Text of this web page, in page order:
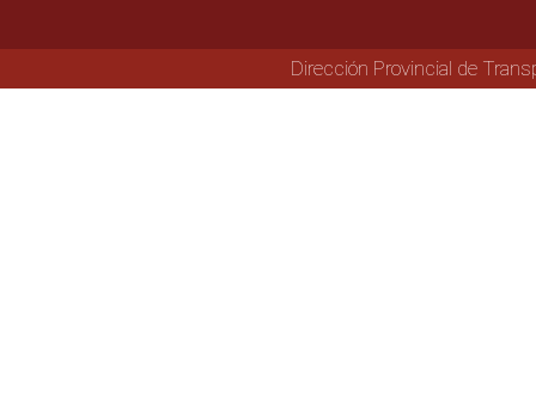
Dirección Provincial de